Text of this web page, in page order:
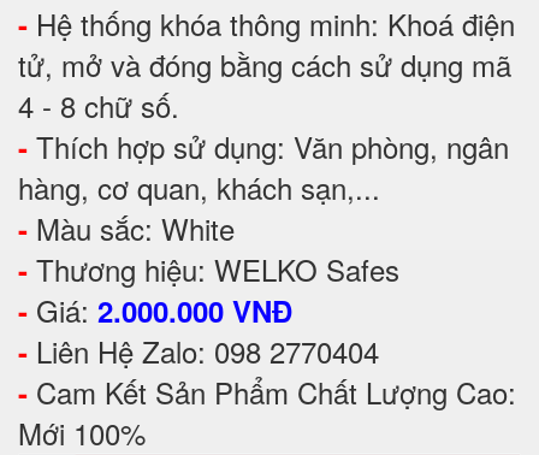
- Hệ thống khóa thông minh: Khoá điện
tử, mở và đóng bằng cách sử dụng mã
4 - 8 chữ số.
- Thích hợp sử dụng: Văn phòng, ngân
hàng, cơ quan, khách sạn,...
- Màu sắc: White
- Thương hiệu: WELKO Safes
- Giá: 2.000.000 VNĐ
- Liên Hệ Zalo: 098 2770404
- Cam Kết Sản Phẩm Chất Lượng Cao:
Mới 100%